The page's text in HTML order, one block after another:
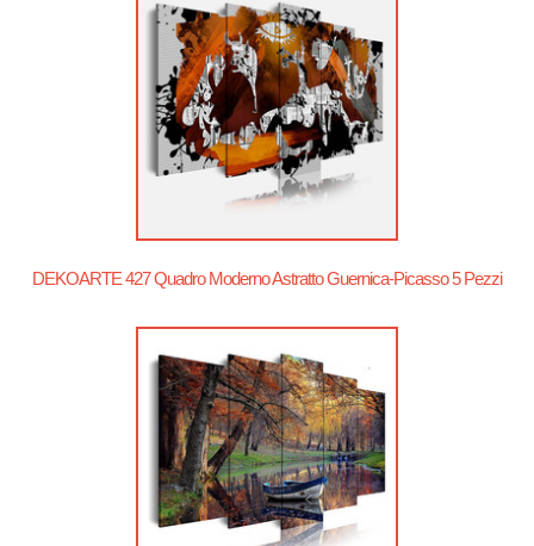
DEKOARTE 427 Quadro Moderno Astratto Guernica-Picasso 5 Pezzi